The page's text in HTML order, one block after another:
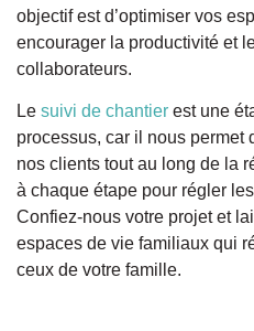
objectif est d’optimiser vos
encourager la productivité et
collaborateurs.
Le suivi de chantier est une
processus, car il nous permet
nos clients tout au long de la
à chaque étape pour régler
Confiez-nous votre projet et
espaces de vie familiaux qui
ceux de votre famille.